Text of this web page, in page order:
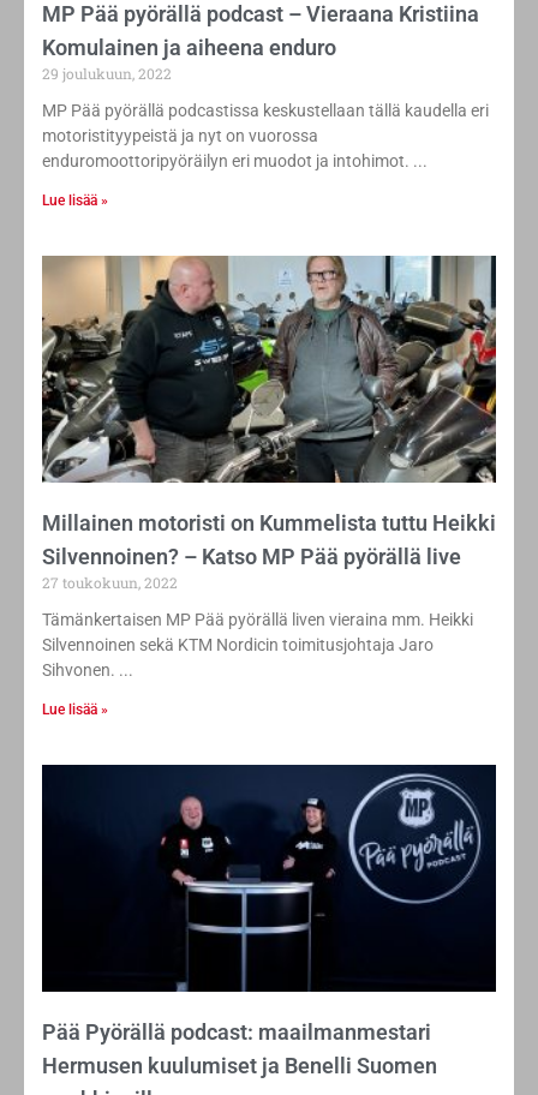
MP Pää pyörällä podcast – Vieraana Kristiina
Komulainen ja aiheena enduro
29 joulukuun, 2022
MP Pää pyörällä podcastissa keskustellaan tällä kaudella eri
motoristityypeistä ja nyt on vuorossa
enduromoottoripyöräilyn eri muodot ja intohimot.
Lue lisää »
Millainen motoristi on Kummelista tuttu Heikki
Silvennoinen? – Katso MP Pää pyörällä live
27 toukokuun, 2022
Tämänkertaisen MP Pää pyörällä liven vieraina mm. Heikki
Silvennoinen sekä KTM Nordicin toimitusjohtaja Jaro
Sihvonen.
Lue lisää »
Pää Pyörällä podcast: maailmanmestari
Hermusen kuulumiset ja Benelli Suomen